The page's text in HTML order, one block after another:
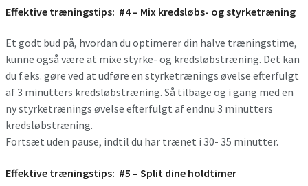
Effektive træningstips: #4 – Mix kredsløbs- og styrketræning
Et godt bud på, hvordan du optimerer din halve træningstime,
kunne også være at mixe styrke- og kredsløbstræning. Det kan
du f.eks. gøre ved at udføre en styrketrænings øvelse efterfulgt
af 3 minutters kredsløbstræning. Så tilbage og i gang med en
ny styrketrænings øvelse efterfulgt af endnu 3 minutters
kredsløbstræning.
Fortsæt uden pause, indtil du har trænet i 30- 35 minutter.
Effektive træningstips: #5 – Split dine holdtimer